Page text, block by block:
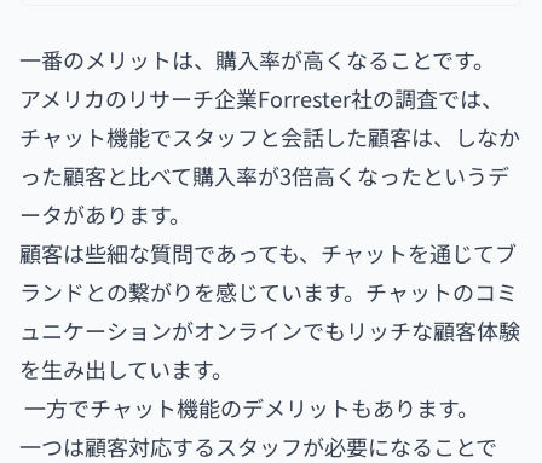
一番のメリットは、購入率が高くなることです。
アメリカのリサーチ企業Forrester社の調査では、
チャット機能でスタッフと会話した顧客は、しなか
った顧客と比べて購入率が3倍高くなったというデ
ータがあります。
顧客は些細な質問であっても、チャットを通じてブ
ランドとの繋がりを感じています。チャットのコミ
ュニケーションがオンラインでもリッチな顧客体験
を生み出しています。
一方でチャット機能のデメリットもあります。
一つは顧客対応するスタッフが必要になることで